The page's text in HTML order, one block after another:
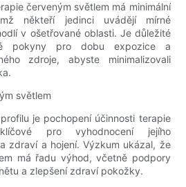
červeným světlem má minimální
někteří jedinci uvádějí mírné
v ošetřované oblasti. Je důležité
pokyny pro dobu expozice a
zdroje, abyste minimalizovali
světlem
je pochopení účinnosti terapie
pro vyhodnocení jejího
zdraví a hojení. Výzkum ukázal, že
má řadu výhod, včetně podpory
a zlepšení zdraví pokožky.